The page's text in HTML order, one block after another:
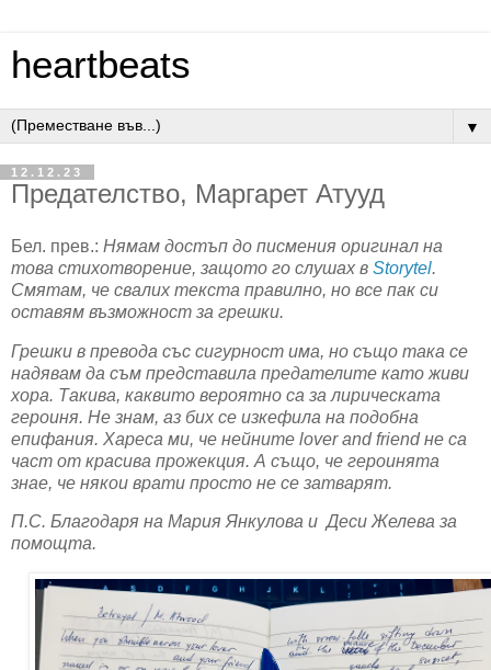
heartbeats
▼
12.12.23
Предателство, Маргарет Атууд
Бел. прев.: Нямам достъп до писмения оригинал на
това стихотворение, защото го слушах в Storytel.
Смятам, че свалих текста правилно, но все пак си
оставям възможност за грешки.
Грешки в превода със сигурност има, но също така се
надявам да съм представила предателите като живи
хора. Такива, каквито вероятно са за лирическата
героиня. Не знам, аз бих се изкефила на подобна
епифания. Хареса ми, че нейните lover and friend не са
част от красива прожекция. А също, че героинята
знае, че някои врати просто не се затварят.
П.С. Благодаря на Мария Янкулова и Деси Желева за
помощта.